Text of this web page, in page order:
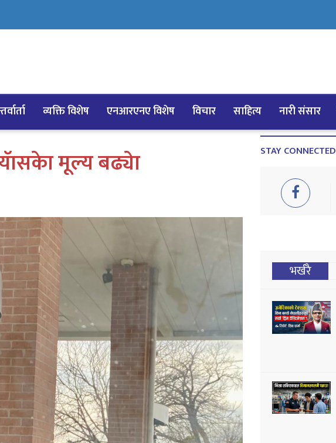
व्यक्ति विशेष एनआरएनए विशेष विचार साहित्य नारी संसार
मूल्य बढ्येा STAY CONNECTED
भर्खरै